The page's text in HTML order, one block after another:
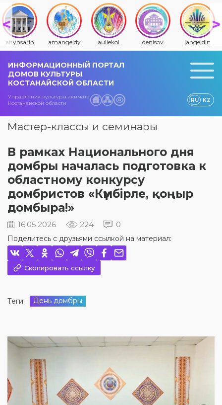
altynsarin amangeldy auliekol denisov jangeldin
ИНФОРМАЦИОННЫЙ ПОРТАЛ
ДОМОВ КУЛЬТУРЫ
КОСТАНАЙСКОЙ ОБЛАСТИ
Управления культуры акимата
Костанайской области
RU KZ
Мастер-классы и семинары
В рамках Национального дня
домбры началась подготовка к
областному конкурсу
домбристов «Күмбірле, қоңыр
домбыра!»
16.05.2026 224 0
Поделитесь с друзьями ссылкой на материал:
Скопировать ссылку
Теги: День домбры